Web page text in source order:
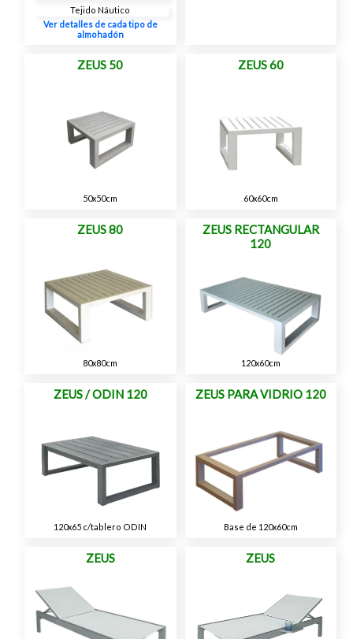
Tejido Náutico
Ver detalles de cada tipo de
almohadón
ZEUS 50
50x50cm
ZEUS 60
60x60cm
ZEUS 80
80x80cm
ZEUS RECTANGULAR
120
120x60cm
ZEUS / ODIN 120
120x65 c/tablero ODIN
ZEUS PARA VIDRIO 120
Base de 120x60cm
ZEUS ZEUS